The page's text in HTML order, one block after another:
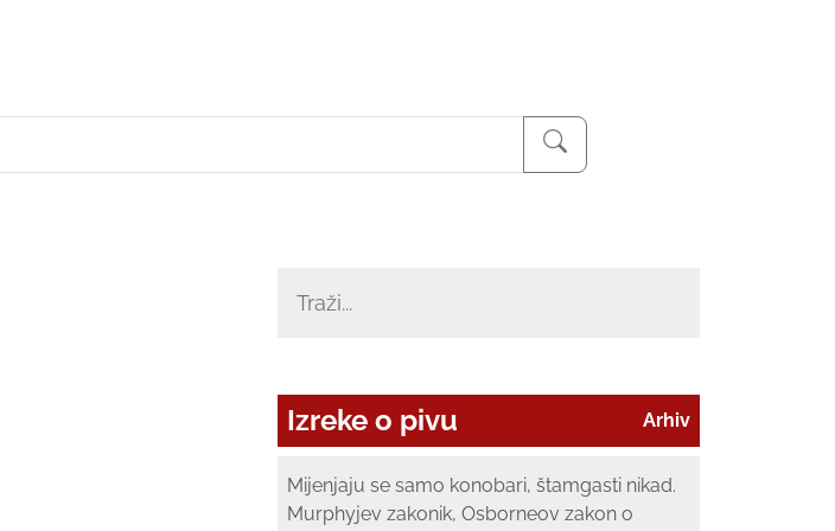
Arhiv
Izreke o pivu
Mijenjaju se samo konobari, štamgasti nikad.
Murphyjev zakonik, Osborneov zakon o